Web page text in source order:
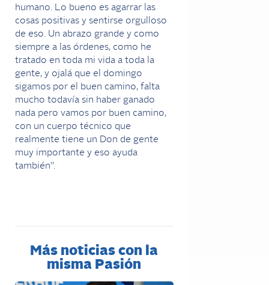
humano. Lo bueno es agarrar las
cosas positivas y sentirse orgulloso
de eso. Un abrazo grande y como
siempre a las órdenes, como he
tratado en toda mi vida a toda la
gente, y ojalá que el domingo
sigamos por el buen camino, falta
mucho todavía sin haber ganado
nada pero vamos por buen camino,
con un cuerpo técnico que
realmente tiene un Don de gente
muy importante y eso ayuda
también”.
Más noticias con la
misma Pasión